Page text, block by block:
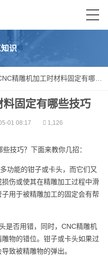
识
精雕机加工时材料固定有哪些技巧
固定有哪些技巧
01 08:17 1,126
技巧？下面来教你几招：
功能的钳子或卡头，而它们又
伤或使其在精雕加工过程中滑
用于被精雕加工的固定会有帮
是否用错，同时，CNC精雕机
物的错位。钳子或卡头如果过
致被精雕物的弹出。